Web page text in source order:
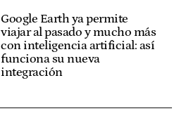
Google Earth ya permite
viajar al pasado y mucho más
con inteligencia artificial: así
funciona su nueva
integración